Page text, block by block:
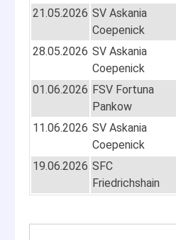
21.05.2026 SV Askania
Coepenick
28.05.2026 SV Askania
Coepenick
01.06.2026 FSV Fortuna
Pankow
11.06.2026 SV Askania
Coepenick
19.06.2026 SFC
Friedrichshain